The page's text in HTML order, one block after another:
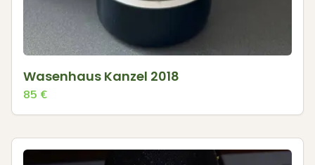
Wasenhaus Kanzel 2018
85 €